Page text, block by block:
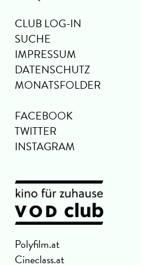
CLUB LOG-IN
SUCHE
IMPRESSUM
DATENSCHUTZ
MONATSFOLDER
FACEBOOK
TWITTER
INSTAGRAM
Polyfilm.at
Cineclass.at